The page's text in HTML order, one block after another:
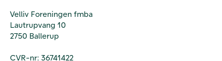
Velliv Foreningen fmba
Lautrupvang 10
2750 Ballerup
CVR-nr: 36741422